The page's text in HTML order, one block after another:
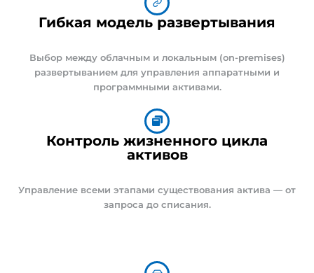
Гибкая модель развертывания
Выбор между облачным и локальным (on-premises)
развертыванием для управления аппаратными и
программными активами.
Контроль жизненного цикла
активов
Управление всеми этапами существования актива — от
запроса до списания.